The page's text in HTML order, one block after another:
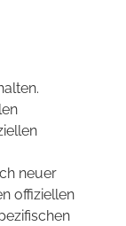
neuer
offiziellen